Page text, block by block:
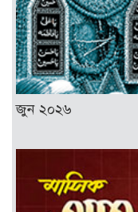
জুন ২০২৬